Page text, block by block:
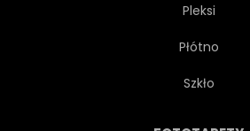
Pleksi
Płótno
Szkło